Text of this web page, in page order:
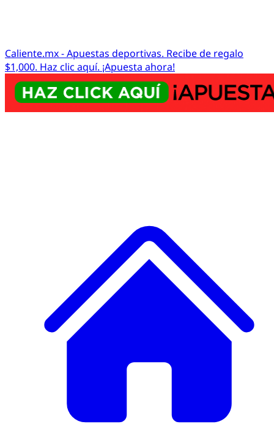
Caliente.mx - Apuestas deportivas. Recibe de regalo
$1,000. Haz clic aquí. ¡Apuesta ahora!